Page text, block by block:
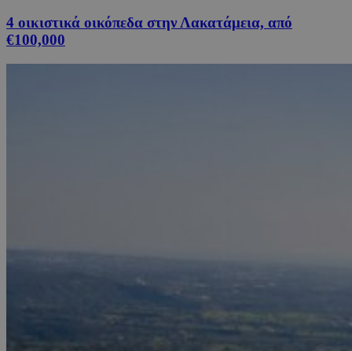
4 οικιστικά οικόπεδα στην Λακατάμεια, από
€100,000